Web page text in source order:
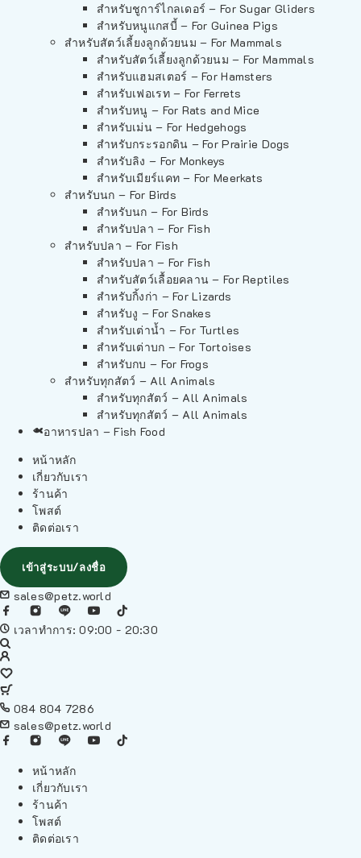
สำหรับชูการ์ไกลเดอร์ – For Sugar Gliders
สำหรับหนูแกสบี้ – For Guinea Pigs
สำหรับสัตว์เลี้ยงลูกด้วยนม – For Mammals
สำหรับสัตว์เลี้ยงลูกด้วยนม – For Mammals
สำหรับแฮมสเตอร์ – For Hamsters
สำหรับเฟอเรท – For Ferrets
สำหรับหนู – For Rats and Mice
สำหรับเม่น – For Hedgehogs
สำหรับกระรอกดิน – For Prairie Dogs
สำหรับลิง – For Monkeys
สำหรับเมียร์แคท – For Meerkats
สำหรับนก – For Birds
สำหรับนก – For Birds
สำหรับปลา – For Fish
สำหรับปลา – For Fish
สำหรับปลา – For Fish
สำหรับสัตว์เลื้อยคลาน – For Reptiles
สำหรับกิ้งก่า – For Lizards
สำหรับงู – For Snakes
สำหรับเต่าน้ำ – For Turtles
สำหรับเต่าบก – For Tortoises
สำหรับกบ – For Frogs
สำหรับทุกสัตว์ – All Animals
สำหรับทุกสัตว์ – All Animals
สำหรับทุกสัตว์ – All Animals
อาหารปลา – Fish Food
หน้าหลัก
เกี่ยวกับเรา
ร้านค้า
โพสต์
ติดต่อเรา
เข้าสู่ระบบ/ลงชื่อ
sales@petz.world
เวลาทำการ: 09:00 - 20:30
084 804 7286
sales@petz.world
หน้าหลัก
เกี่ยวกับเรา
ร้านค้า
โพสต์
ติดต่อเรา